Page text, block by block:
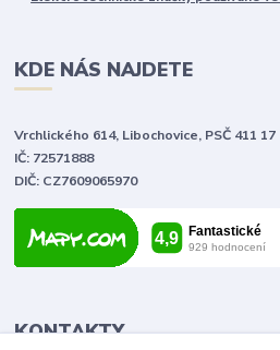
KDE NÁS NAJDETE
Vrchlického 614, Libochovice, PSČ 411 17
IČ: 72571888
DIČ: CZ7609065970
KONTAKTY